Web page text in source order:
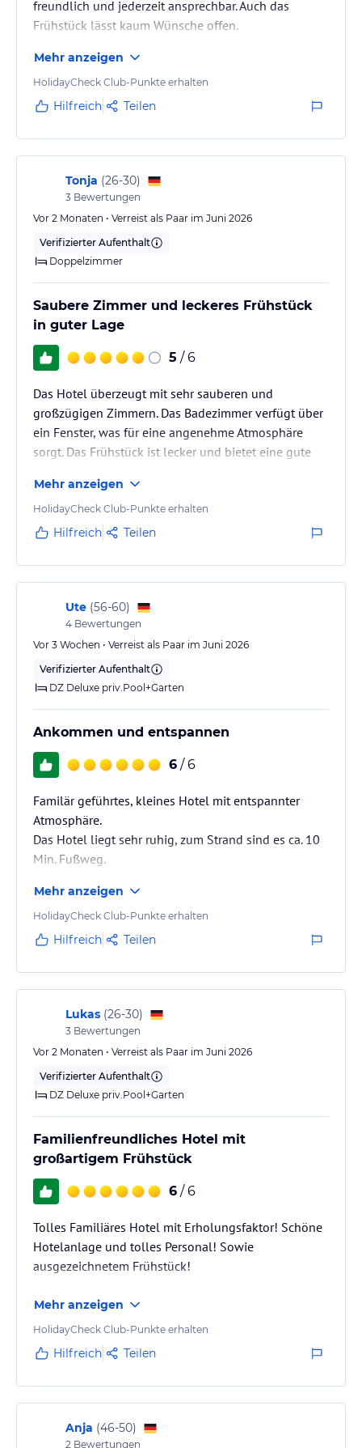
Hoteliers-/Veranstalter-/Kataloginformationen. Alle Angaben
ohne Gewähr und ohne Prüfung durch HolidayCheck. Bitte
jeweiligen Veranstalters.
freundlich und jederzeit ansprechbar. Auch das
Frühstück lässt kaum Wünsche offen.
Die Zimmer befinden sich in einem sehr guten
Zustand und sind mit Klimaanlage, Safe und
Kühlschrank ausgestattet. Besonders angenehm sind
bodentiefe Dusche. Die Handtücher werden im Haus
gewaschen und riechen deshalb immer sehr frisch –
nicht so wie in manchen anderen Hotels.
Das Hotel ist…
Mehr anzeigen
HolidayCheck Club-Punkte erhalten
Hilfreich Teilen
Tonja (26-30)
3 Bewertungen
Vor 2 Monaten • Verreist als Paar im Juni 2026
Verifizierter Aufenthalt
Doppelzimmer
Saubere Zimmer und leckeres Frühstück
in guter Lage
5 / 6
Das Hotel überzeugt mit sehr sauberen und
großzügigen Zimmern. Das Badezimmer verfügt über
ein Fenster, was für eine angenehme Atmosphäre
sorgt. Das Frühstück ist lecker und bietet eine gute
ist. Der Strand ist in etwa 15 Minuten zu Fuß
erreichbar, die Fußgängerzone liegt nur rund 10
Gehminuten entfernt. Insgesamt eine gute Unterkunft
Mehr anzeigen
HolidayCheck Club-Punkte erhalten
Hilfreich Teilen
Ute (56-60)
4 Bewertungen
Vor 3 Wochen • Verreist als Paar im Juni 2026
Verifizierter Aufenthalt
DZ Deluxe priv.Pool+Garten
Ankommen und entspannen
6 / 6
Familär geführtes, kleines Hotel mit entspannter
Atmosphäre.
Das Hotel liegt sehr ruhig, zum Strand sind es ca. 10
Min. Fußweg.
der Ortsmitte.
Mehr anzeigen
HolidayCheck Club-Punkte erhalten
Hilfreich Teilen
Lukas (26-30)
3 Bewertungen
Vor 2 Monaten • Verreist als Paar im Juni 2026
Verifizierter Aufenthalt
DZ Deluxe priv.Pool+Garten
Familienfreundliches Hotel mit
großartigem Frühstück
6 / 6
Tolles Familiäres Hotel mit Erholungsfaktor! Schöne
Hotelanlage und tolles Personal! Sowie
ausgezeichnetem Frühstück!
Mehr anzeigen
HolidayCheck Club-Punkte erhalten
Hilfreich Teilen
Anja (46-50)
2 Bewertungen